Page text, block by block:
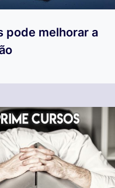
pode melhorar a